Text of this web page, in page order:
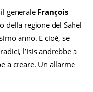
generale François
della regione del Sahel
anno. E cioè, se
l’Isis andrebbe a
a creare. Un allarme